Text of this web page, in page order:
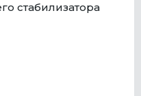
стабилизатора